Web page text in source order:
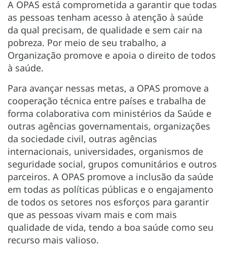
A OPAS está comprometida a garantir que todas
as pessoas tenham acesso à atenção à saúde
da qual precisam, de qualidade e sem cair na
pobreza. Por meio de seu trabalho, a
Organização promove e apoia o direito de todos
à saúde.
Para avançar nessas metas, a OPAS promove a
cooperação técnica entre países e trabalha de
forma colaborativa com ministérios da Saúde e
outras agências governamentais, organizações
da sociedade civil, outras agências
internacionais, universidades, organismos de
seguridade social, grupos comunitários e outros
parceiros. A OPAS promove a inclusão da saúde
em todas as políticas públicas e o engajamento
de todos os setores nos esforços para garantir
que as pessoas vivam mais e com mais
qualidade de vida, tendo a boa saúde como seu
recurso mais valioso.